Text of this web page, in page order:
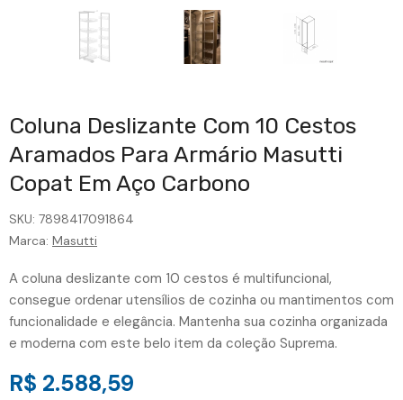
Coluna Deslizante Com 10 Cestos
Aramados Para Armário Masutti
Copat Em Aço Carbono
Marca: Masutti
SKU: 7898417091864
A coluna deslizante com 10 cestos é multifuncional,
consegue ordenar utensílios de cozinha ou mantimentos com
funcionalidade e elegância. Mantenha sua cozinha organizada
e moderna com este belo item da coleção Suprema.
R$ 2.588,59